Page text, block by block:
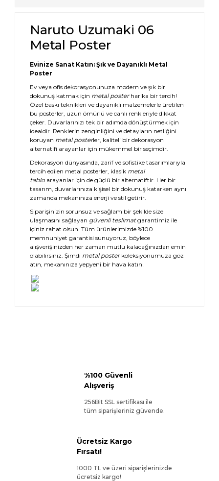
Naruto Uzumaki 06
Metal Poster
Evinize Sanat Katın: Şık ve Dayanıklı Metal
Poster
Ev veya ofis dekorasyonunuza modern ve şık bir
dokunuş katmak için metal posterharika bir tercih!
Özel baskı teknikleri ve dayanıklı malzemelerle üretilen
bu posterler, uzun ömürlü ve canlı renkleriyle dikkat
çeker. Duvarlarınızı tek bir adımda dönüştürmek için
idealdir. Renklerin zenginliğini ve detayların netliğini
koruyan metal posterler, kaliteli bir dekorasyon
alternatifi arayanlar için mükemmel bir seçimdir.
Dekorasyon dünyasında, zarif ve sofistike tasarımlarıyla
tercih edilen metal posterler, klasik metal
tablo arayanlar için de güçlü bir alternatiftir. Her bir
tasarım, duvarlarınıza kişisel bir dokunuş katarken aynı
zamanda mekanınıza enerji ve stil getirir.
Siparişinizin sorunsuz ve sağlam bir şekilde size
ulaşmasını sağlayan güvenli teslimatgarantimiz ile
içiniz rahat olsun. Tüm ürünlerimizde %100
memnuniyet garantisi sunuyoruz, böylece
alışverişinizden her zaman mutlu kalacağınızdan emin
olabilirsiniz. Şimdi metal posterkoleksiyonumuza göz
atın, mekanınıza yepyeni bir hava katın!
%100 Güvenli
Alışveriş
256Bit SSL sertifikası ile
tüm siparişleriniz güvende.
Ücretsiz Kargo
Fırsatı!
1000 TL ve üzeri siparişlerinizde
ücretsiz kargo!